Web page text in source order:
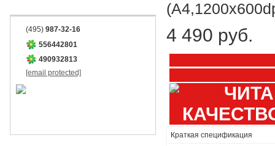
(495) 987-32-16
556442801
490932813
[email protected]
4 490 руб.
Краткая спецификация